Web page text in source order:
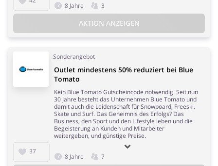
8 Jahre 3
AKTION ANZEIGEN
Sonderangebot
37
Outlet mindestens 50% reduziert bei Blue
Tomato
Kein Blue Tomato Gutscheincode notwendig. Seit nun
30 Jahre besteht das Unternehmen Blue Tomato und
damit auch die Leidenschaft für Snowboard, Freeski,
Skate und Surf. Das Geheimnis des Erfolgs? Das
Business, den Sport und den Lifestyle leben und die
Begeisterung an Kunden und Mitarbeiter
weitergeben, und günstige Preise.
8 Jahre 7